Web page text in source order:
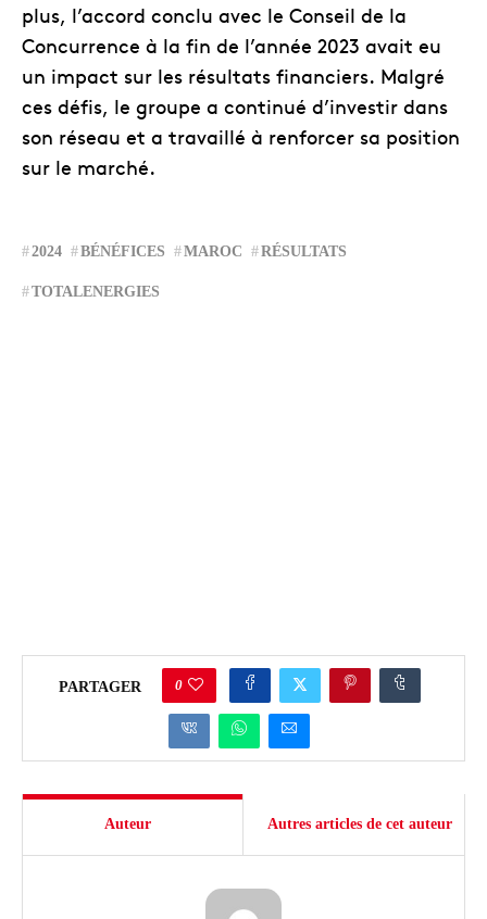
plus, l’accord conclu avec le Conseil de la
Concurrence à la fin de l’année 2023 avait eu
un impact sur les résultats financiers. Malgré
ces défis, le groupe a continué d’investir dans
son réseau et a travaillé à renforcer sa position
sur le marché.
2024 BÉNÉFICES MAROC RÉSULTATS
TOTALENERGIES
PARTAGER 0
Auteur Autres articles de cet auteur